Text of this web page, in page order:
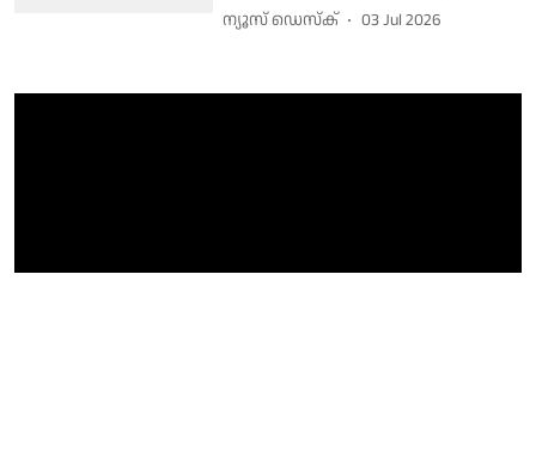
ന്യൂസ് ഡെസ്ക് 03 Jul 2026